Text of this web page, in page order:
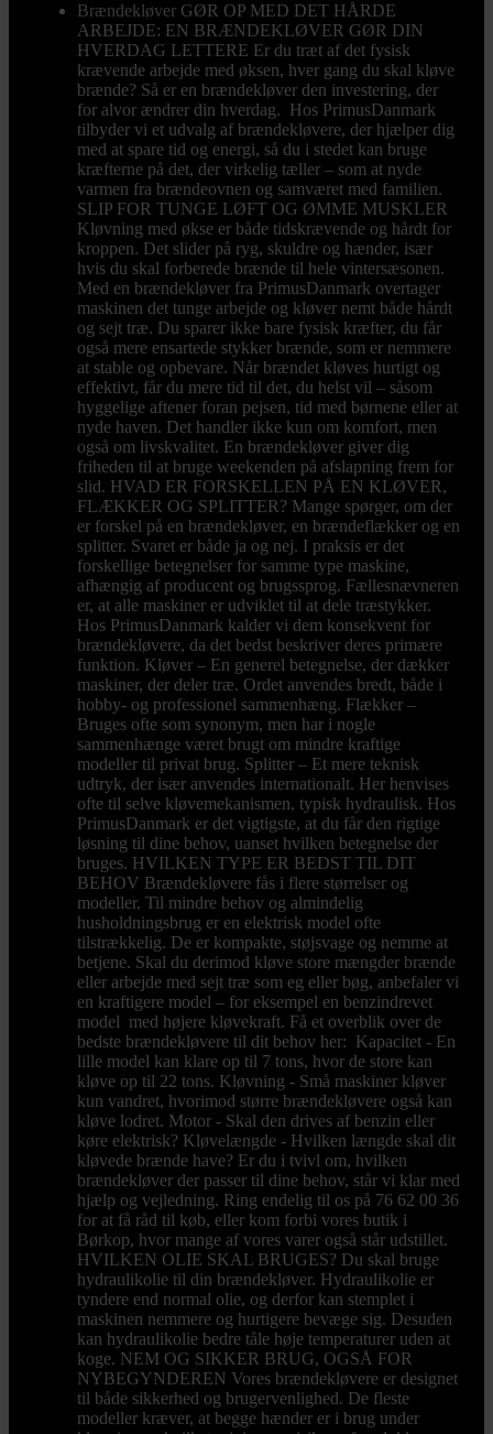
Brændekløver GØR OP MED DET HÅRDE
ARBEJDE: EN BRÆNDEKLØVER GØR DIN
HVERDAG LETTERE Er du træt af det fysisk
krævende arbejde med øksen, hver gang du skal kløve
brænde? Så er en brændekløver den investering, der
for alvor ændrer din hverdag. Hos PrimusDanmark
tilbyder vi et udvalg af brændekløvere, der hjælper dig
med at spare tid og energi, så du i stedet kan bruge
kræfterne på det, der virkelig tæller – som at nyde
varmen fra brændeovnen og samværet med familien.
SLIP FOR TUNGE LØFT OG ØMME MUSKLER
Kløvning med økse er både tidskrævende og hårdt for
kroppen. Det slider på ryg, skuldre og hænder, især
hvis du skal forberede brænde til hele vintersæsonen.
Med en brændekløver fra PrimusDanmark overtager
maskinen det tunge arbejde og kløver nemt både hårdt
og sejt træ. Du sparer ikke bare fysisk kræfter, du får
også mere ensartede stykker brænde, som er nemmere
at stable og opbevare. Når brændet kløves hurtigt og
effektivt, får du mere tid til det, du helst vil – såsom
hyggelige aftener foran pejsen, tid med børnene eller at
nyde haven. Det handler ikke kun om komfort, men
også om livskvalitet. En brændekløver giver dig
friheden til at bruge weekenden på afslapning frem for
slid. HVAD ER FORSKELLEN PÅ EN KLØVER,
FLÆKKER OG SPLITTER? Mange spørger, om der
er forskel på en brændekløver, en brændeflækker og en
splitter. Svaret er både ja og nej. I praksis er det
forskellige betegnelser for samme type maskine,
afhængig af producent og brugssprog. Fællesnævneren
er, at alle maskiner er udviklet til at dele træstykker.
Hos PrimusDanmark kalder vi dem konsekvent for
brændekløvere, da det bedst beskriver deres primære
funktion. Kløver – En generel betegnelse, der dækker
maskiner, der deler træ. Ordet anvendes bredt, både i
hobby- og professionel sammenhæng. Flækker –
Bruges ofte som synonym, men har i nogle
sammenhænge været brugt om mindre kraftige
modeller til privat brug. Splitter – Et mere teknisk
udtryk, der især anvendes internationalt. Her henvises
ofte til selve kløvemekanismen, typisk hydraulisk. Hos
PrimusDanmark er det vigtigste, at du får den rigtige
løsning til dine behov, uanset hvilken betegnelse der
bruges. HVILKEN TYPE ER BEDST TIL DIT
BEHOV Brændekløvere fås i flere størrelser og
modeller. Til mindre behov og almindelig
husholdningsbrug er en elektrisk model ofte
tilstrækkelig. De er kompakte, støjsvage og nemme at
betjene. Skal du derimod kløve store mængder brænde
eller arbejde med sejt træ som eg eller bøg, anbefaler vi
en kraftigere model – for eksempel en benzindrevet
model med højere kløvekraft. Få et overblik over de
bedste brændekløvere til dit behov her: Kapacitet - En
lille model kan klare op til 7 tons, hvor de store kan
kløve op til 22 tons. Kløvning - Små maskiner kløver
kun vandret, hvorimod større brændekløvere også kan
kløve lodret. Motor - Skal den drives af benzin eller
køre elektrisk? Kløvelængde - Hvilken længde skal dit
kløvede brænde have? Er du i tvivl om, hvilken
brændekløver der passer til dine behov, står vi klar med
hjælp og vejledning. Ring endelig til os på 76 62 00 36
for at få råd til køb, eller kom forbi vores butik i
Børkop, hvor mange af vores varer også står udstillet.
HVILKEN OLIE SKAL BRUGES? Du skal bruge
hydraulikolie til din brændekløver. Hydraulikolie er
tyndere end normal olie, og derfor kan stemplet i
maskinen nemmere og hurtigere bevæge sig. Desuden
kan hydraulikolie bedre tåle høje temperaturer uden at
koge. NEM OG SIKKER BRUG, OGSÅ FOR
NYBEGYNDEREN Vores brændekløvere er designet
til både sikkerhed og brugervenlighed. De fleste
modeller kræver, at begge hænder er i brug under